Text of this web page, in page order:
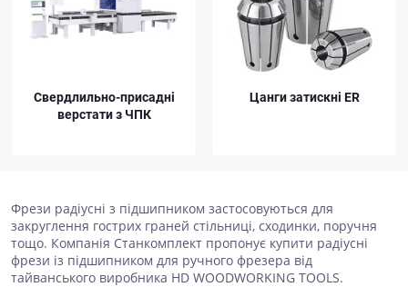
Свердлильно-присадні
верстати з ЧПК
Цанги затискні ER
Фрези радіусні з підшипником застосовуються для
закруглення гострих граней стільниці, сходинки, поручня
тощо. Компанія Станкомплект пропонує купити радіусні
фрези із підшипником для ручного фрезера від
тайванського виробника HD WOODWORKING TOOLS.